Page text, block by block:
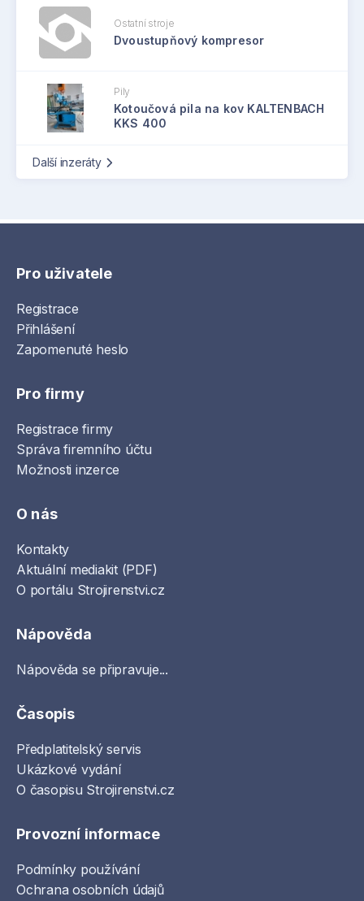
Ostatní stroje
Dvoustupňový kompresor
Pily
Kotoučová pila na kov KALTENBACH
KKS 400
Další inzeráty
Pro uživatele
Registrace
Přihlášení
Zapomenuté heslo
Pro firmy
Registrace firmy
Správa firemního účtu
Možnosti inzerce
O nás
Kontakty
Aktuální mediakit (PDF)
O portálu Strojirenstvi.cz
Nápověda
Nápověda se připravuje...
Časopis
Předplatitelský servis
Ukázkové vydání
O časopisu Strojirenstvi.cz
Provozní informace
Podmínky používání
Ochrana osobních údajů